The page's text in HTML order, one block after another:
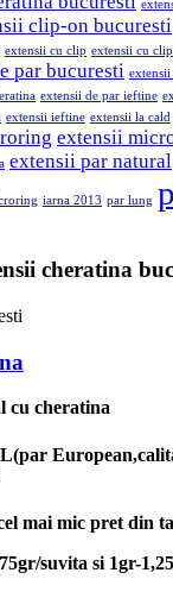
clip-on bucuresti
extensii cu clip extensii cu
par bucuresti extensii
extensii de par ieftine
extensii ieftine extensii la cald
extensii
extensii par natural
iarna 2013 par lung
cheratina
cu cheratina
mai mic pret din
suvita si 1gr-